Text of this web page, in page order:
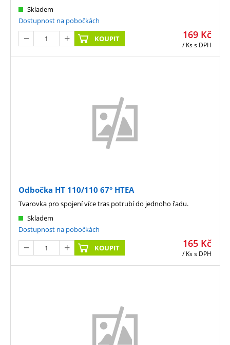
169 Kč
/ Kss DPH
Skladem
Dostupnost na pobočkách
KOUPIT
Odbočka HT 110/110 67° HTEA
165 Kč
/ Kss DPH
Skladem
Dostupnost na pobočkách
KOUPIT
Tvarovka pro spojení více tras potrubí do jednoho řadu.